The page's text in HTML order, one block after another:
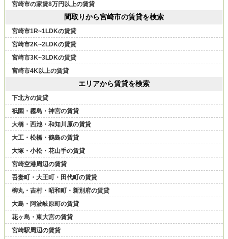
宮崎市の家賃8万円以上の賃貸
間取りから宮崎市の賃貸を検索
宮崎市1R~1LDKの賃貸
宮崎市2K~2LDKの賃貸
宮崎市3K~3LDKの賃貸
宮崎市4K以上の賃貸
エリアから賃貸を検索
下北方の賃貸
祇園・霧島・神宮の賃貸
大橋・西池・和知川原の賃貸
大工・松橋・鶴島の賃貸
大塚・小松・花山手の賃貸
宮崎空港周辺の賃貸
吾妻町・大王町・田代町の賃貸
柳丸・吉村・昭和町・新別府の賃貸
大島・阿波岐原町の賃貸
花ヶ島・東大宮の賃貸
宮崎駅周辺の賃貸